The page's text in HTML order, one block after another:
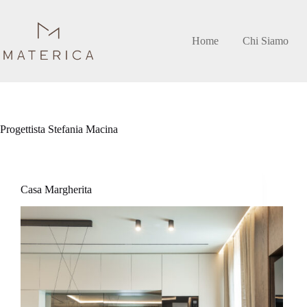
contenuto
Home
Chi Siamo
Progettista Stefania Macina
Casa Margherita